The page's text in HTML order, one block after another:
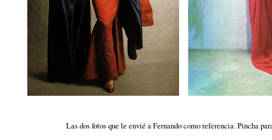
Las dos fotos que le envié a Fernando como referencia. Pincha